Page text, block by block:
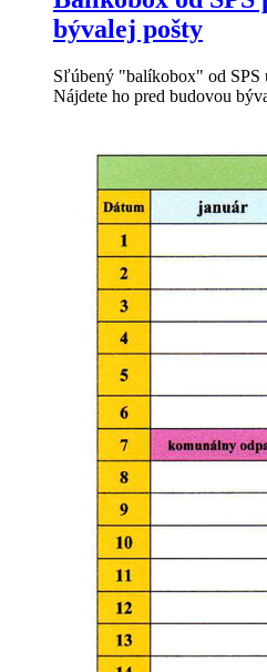
bývalej pošty
Sľúbený "balíkobox" od SPS
Nájdete ho pred budovou